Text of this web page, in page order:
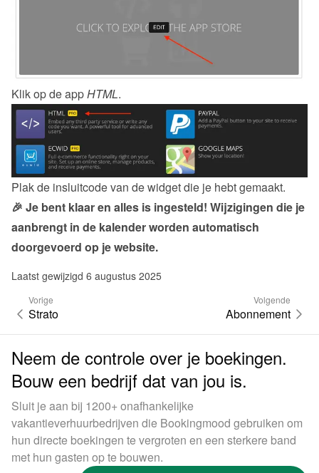
Klik op de app HTML.
Plak de insluitcode van de widget die je hebt gemaakt.
🎉 Je bent klaar en alles is ingesteld! Wijzigingen die je
aanbrengt in de kalender worden automatisch
doorgevoerd op je website.
Laatst gewijzigd 6 augustus 2025
Vorige
Strato
Volgende
Abonnement
Neem de controle over je boekingen.
Bouw een bedrijf dat van jou is.
Sluit je aan bij 1200+ onafhankelijke
vakantieverhuurbedrijven die Bookingmood gebruiken om
hun directe boekingen te vergroten en een sterkere band
met hun gasten op te bouwen.